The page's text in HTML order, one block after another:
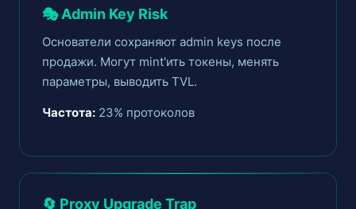
🎭 Admin Key Risk
Основатели сохраняют admin keys после
продажи. Могут mint'ить токены, менять
параметры, выводить TVL.
Частота: 23% протоколов
🔄 Proxy Upgrade Trap